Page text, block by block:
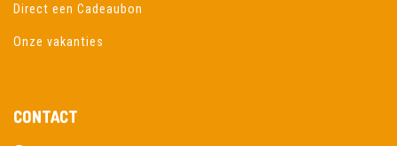
Direct een Cadeaubon
Onze vakanties
CONTACT